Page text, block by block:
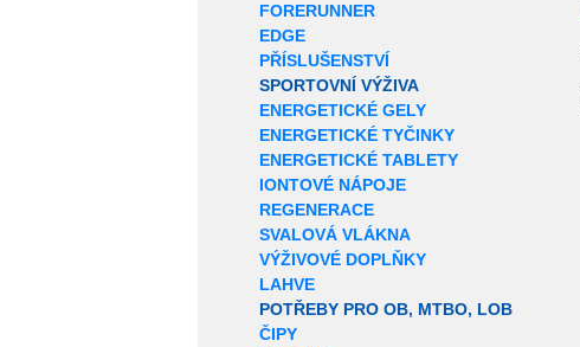
FORERUNNER
EDGE
PŘÍSLUŠENSTVÍ
SPORTOVNÍ VÝŽIVA
ENERGETICKÉ GELY
ENERGETICKÉ TYČINKY
ENERGETICKÉ TABLETY
IONTOVÉ NÁPOJE
REGENERACE
SVALOVÁ VLÁKNA
VÝŽIVOVÉ DOPLŇKY
LAHVE
POTŘEBY PRO OB, MTBO, LOB
ČIPY